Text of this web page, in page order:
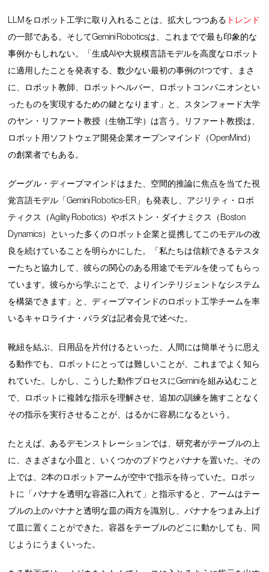
LLMをロボット工学に取り入れることは、拡大しつつある トレンド
の一部である。そしてGemini Roboticsは、これまでで最も印象的な
事例かもしれない。「生成AIや大規模言語モデルを高度なロボット
に適用したことを発表する、数少ない最初の事例の1つです。まさ
に、ロボット教師、ロボットヘルパー、ロボットコンパニオンとい
ったものを実現するための鍵となります」と、スタンフォード大学
のヤン・リファート教授（生物工学）は言う。リファート教授は、
ロボット用ソフトウェア開発企業オープンマインド（OpenMind）
の創業者でもある。
グーグル・ディープマインドはまた、空間的推論に焦点を当てた視
覚言語モデル「Gemini Robotics-ER」も発表し、アジリティ・ロボ
ティクス（Agility Robotics）やボストン・ダイナミクス（Boston
Dynamics）といった多くのロボット企業と提携してこのモデルの改
良を続けていることを明らかにした。「私たちは信頼できるテスタ
ーたちと協力して、彼らの関心のある用途でモデルを使ってもらっ
ています。彼らから学ぶことで、よりインテリジェントなシステム
を構築できます」と、ディープマインドのロボット工学チームを率
いるキャロライナ・パラダは記者会見で述べた。
靴紐を結ぶ、日用品を片付けるといった、人間には簡単そうに思え
る動作でも、ロボットにとっては難しいことが、これまでよく知ら
れていた。しかし、こうした動作プロセスにGeminiを組み込むこと
で、ロボットに複雑な指示を理解させ、追加の訓練を施すことなく
その指示を実行させることが、はるかに容易になるという。
たとえば、あるデモンストレーションでは、研究者がテーブルの上
に、さまざまな小皿と、いくつかのブドウとバナナを置いた。その
上では、2本のロボットアームが空中で指示を待っていた。ロボッ
トに「バナナを透明な容器に入れて」と指示すると、アームはテー
ブルの上のバナナと透明な皿の両方を識別し、バナナをつまみ上げ
て皿に置くことができた。容器をテーブルのどこに動かしても、同
じようにうまくいった。